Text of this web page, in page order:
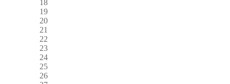
18
19
20
21
22
23
24
25
26